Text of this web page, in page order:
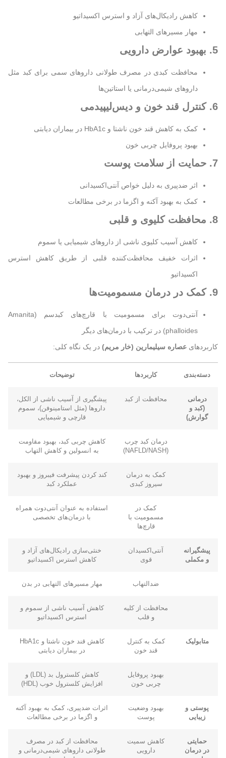
کاهش رادیکال‌های آزاد و استرس اکسیداتیو
مهار مسیرهای التهابی
5. بهبود عوارض دارویی
محافظت کبدی در مصرف طولانی داروهای سمی برای کبد مثل
داروهای شیمی‌درمانی یا استاتین‌ها
6. کنترل قند خون و دیس‌لیپیدمی
کمک به کاهش قند خون ناشتا و HbA1c در بیماران دیابتی
بهبود پروفایل چربی خون
7. حمایت از سلامت پوست
اثر ضدپیری به دلیل خواص آنتی‌اکسیدانی
کمک به بهبود آکنه و اگزما در برخی مطالعات
8. محافظت کلیوی و قلبی
کاهش آسیب کلیوی ناشی از داروهای شیمیایی یا سموم
اثرات خفیف محافظت‌کننده قلبی از طریق کاهش استرس
اکسیداتیو
9. کمک در درمان مسمومیت‌ها
آنتی‌دوت برای مسمومیت با قارچ‌های کبدسم (Amanita
phalloides) در ترکیب با درمان‌های دیگر
کاربردهای عصاره سیلیمارین (خار مریم) در یک نگاه کلی:
دسته‌بندی کاربردها توضیحات
درمانی
(کبد و
گوارش)
محافظت از کبد
پیشگیری از آسیب ناشی از الکل،
داروها (مثل استامینوفن)، سموم
قارچی و شیمیایی
درمان کبد چرب
(NAFLD/NASH)
کاهش چربی کبد، بهبود مقاومت
به انسولین و کاهش التهاب
کمک به درمان
سیروز کبدی
کند کردن پیشرفت فیبروز و بهبود
عملکرد کبد
کمک در
مسمومیت با
قارچ‌ها
استفاده به عنوان آنتی‌دوت همراه
با درمان‌های تخصصی
پیشگیرانه
و مکملی
آنتی‌اکسیدان
قوی
خنثی‌سازی رادیکال‌های آزاد و
کاهش استرس اکسیداتیو
ضدالتهاب مهار مسیرهای التهابی در بدن
محافظت از کلیه
و قلب
کاهش آسیب ناشی از سموم و
استرس اکسیداتیو
متابولیک
کمک به کنترل
قند خون
کاهش قند خون ناشتا و HbA1c
در بیماران دیابتی
بهبود پروفایل
چربی خون
کاهش کلسترول بد (LDL) و
افزایش کلسترول خوب (HDL)
پوستی و
زیبایی
بهبود وضعیت
پوست
اثرات ضدپیری، کمک به بهبود آکنه
و اگزما در برخی مطالعات
حمایتی
در درمان
کاهش سمیت
دارویی
محافظت از کبد در مصرف
طولانی داروهای شیمی‌درمانی و